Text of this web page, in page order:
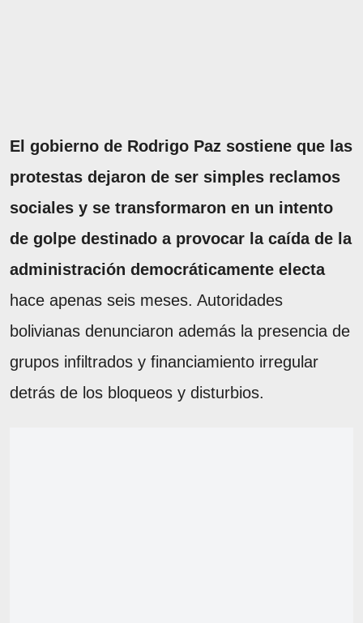
El gobierno de Rodrigo Paz sostiene que las
protestas dejaron de ser simples reclamos
sociales y se transformaron en un intento
de golpe destinado a provocar la caída de la
administración democráticamente electa
hace apenas seis meses. Autoridades
bolivianas denunciaron además la presencia de
grupos infiltrados y financiamiento irregular
detrás de los bloqueos y disturbios.